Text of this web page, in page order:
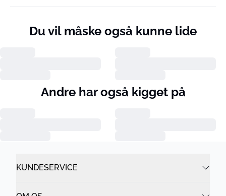
Du vil måske også kunne lide
Andre har også kigget på
KUNDESERVICE